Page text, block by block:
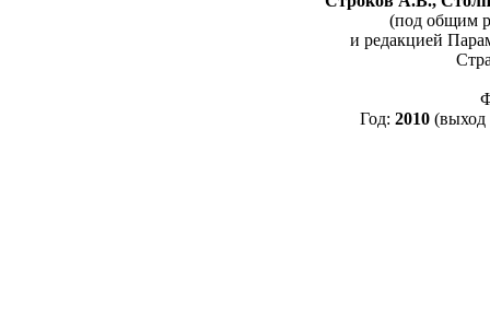
(под общим
и редакцией
Год: 2010 (выход